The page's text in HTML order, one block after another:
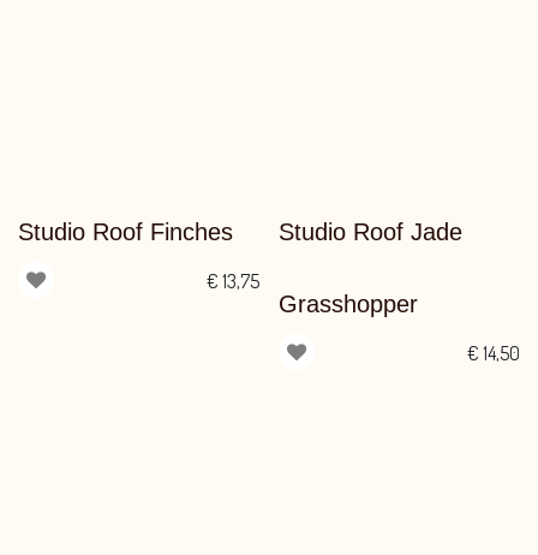
Studio Roof Finches
€ 13,75
Studio Roof Jade
Grasshopper
€ 14,50